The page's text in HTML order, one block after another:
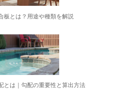
板とは？用途や種類を解説
とは｜勾配の重要性と算出方法